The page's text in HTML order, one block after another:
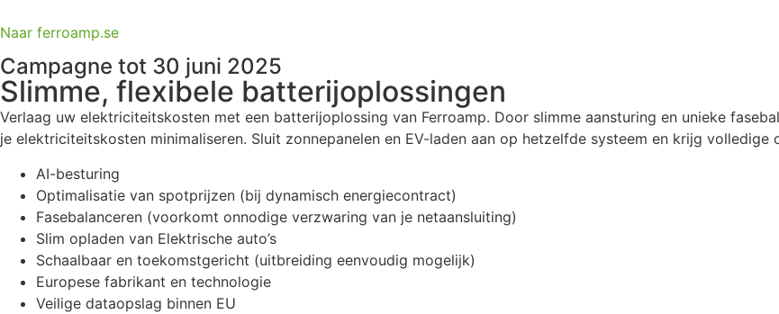
Naar ferroamp.se
Campagne tot 30 juni 2025
Slimme, flexibele batterijoplossingen
Verlaag uw elektriciteitskosten met een batterijoplossing van Ferroamp. Door slimme aansturing en unieke
je elektriciteitskosten minimaliseren. Sluit zonnepanelen en EV-laden aan op hetzelfde systeem en krijg
AI-besturing
Optimalisatie van spotprijzen (bij dynamisch energiecontract)
Fasebalanceren (voorkomt onnodige verzwaring van je netaansluiting)
Slim opladen van Elektrische auto’s
Schaalbaar en toekomstgericht (uitbreiding eenvoudig mogelijk)
Europese fabrikant en technologie
Veilige dataopslag binnen EU